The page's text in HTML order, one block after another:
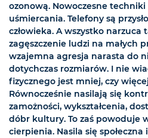
ozonową. Nowoczesne
uśmiercania. Telefony są
człowieka. A wszystko
zagęszczenie ludzi na małych
wzajemna agresja narasta do
dotychczas rozmiarów. I nie
fizycznego jest mniej, czy
Równocześnie nasilają się
zamożności, wykształcenia,
dóbr kultury. To zaś powoduje
cierpienia. Nasila się